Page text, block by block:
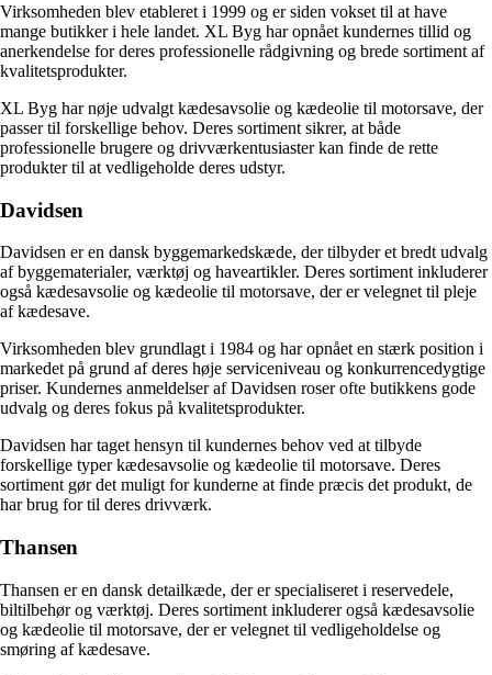
Virksomheden blev etableret i 1999 og er siden vokset til at have
mange butikker i hele landet. XL Byg har opnået kundernes tillid og
anerkendelse for deres professionelle rådgivning og brede sortiment af
kvalitetsprodukter.
XL Byg har nøje udvalgt kædesavsolie og kædeolie til motorsave, der
passer til forskellige behov. Deres sortiment sikrer, at både
professionelle brugere og drivværkentusiaster kan finde de rette
produkter til at vedligeholde deres udstyr.
Davidsen
Davidsen er en dansk byggemarkedskæde, der tilbyder et bredt udvalg
af byggematerialer, værktøj og haveartikler. Deres sortiment inkluderer
også kædesavsolie og kædeolie til motorsave, der er velegnet til pleje
af kædesave.
Virksomheden blev grundlagt i 1984 og har opnået en stærk position i
markedet på grund af deres høje serviceniveau og konkurrencedygtige
priser. Kundernes anmeldelser af Davidsen roser ofte butikkens gode
udvalg og deres fokus på kvalitetsprodukter.
Davidsen har taget hensyn til kundernes behov ved at tilbyde
forskellige typer kædesavsolie og kædeolie til motorsave. Deres
sortiment gør det muligt for kunderne at finde præcis det produkt, de
har brug for til deres drivværk.
Thansen
Thansen er en dansk detailkæde, der er specialiseret i reservedele,
biltilbehør og værktøj. Deres sortiment inkluderer også kædesavsolie
og kædeolie til motorsave, der er velegnet til vedligeholdelse og
smøring af kædesave.